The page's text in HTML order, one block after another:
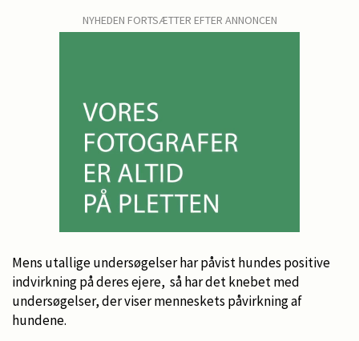
NYHEDEN FORTSÆTTER EFTER ANNONCEN
Mens utallige undersøgelser har påvist hundes positive
indvirkning på deres ejere, så har det knebet med
undersøgelser, der viser menneskets påvirkning af
hundene.